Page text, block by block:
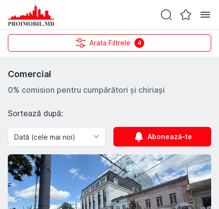
Arata Filtrele 4
Comercial
0% comision pentru cumpărători și chiriași
Sortează după:
Abonează-te